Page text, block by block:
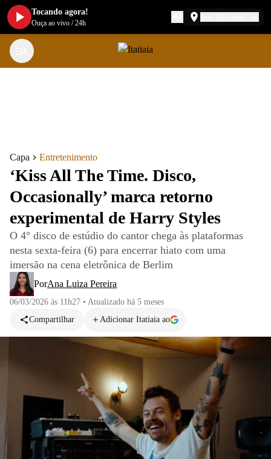
Capa Entretenimento
‘Kiss All The Time. Disco,
Occasionally’ marca retorno
experimental de Harry Styles
O 4° disco de estúdio do cantor chega às plataformas
nesta sexta-feira (6) para encerrar hiato com uma
imersão na cena eletrônica de Berlim
PorAna Luiza Pereira
06/03/2026 às 11h27 • Atualizado há 5 meses
Compartilhar
Adicionar Itatiaia ao
Tocando agora!
Ouça ao vivo /24h